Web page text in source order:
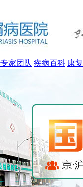
专家团队 疾病百科 康